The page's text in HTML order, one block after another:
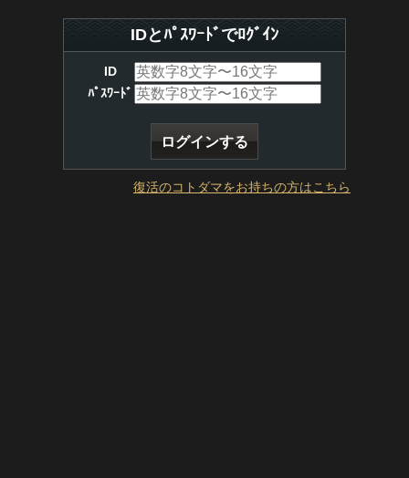
IDとﾊﾟｽﾜｰﾄﾞでﾛｸﾞｲﾝ
ID
ﾊﾟｽﾜｰﾄﾞ
復活のコトダマをお持ちの方はこちら